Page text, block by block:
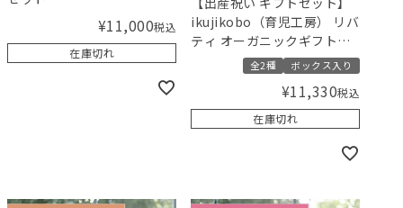
¥11,000税込
在庫切れ
ikujikobo（育児工房） リバ
ティ オーガニックギフト／
Amingオリジナルセット
全2種 ボックス入り
¥11,330税込
在庫切れ